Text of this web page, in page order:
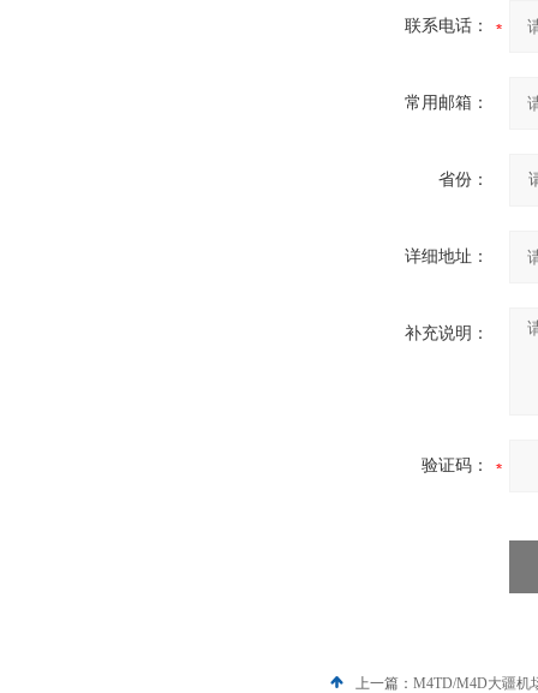
联系电话：
常用邮箱：
省份：
详细地址：
补充说明：
验证码：
上一篇： M4TD/M4D大疆机